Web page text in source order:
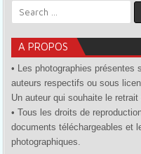
Search for:
A PROPOS
• Les photographies présentes
auteurs respectifs ou sous
Un auteur qui souhaite le retrait
• Tous les droits de
documents téléchargeables et
photographiques.